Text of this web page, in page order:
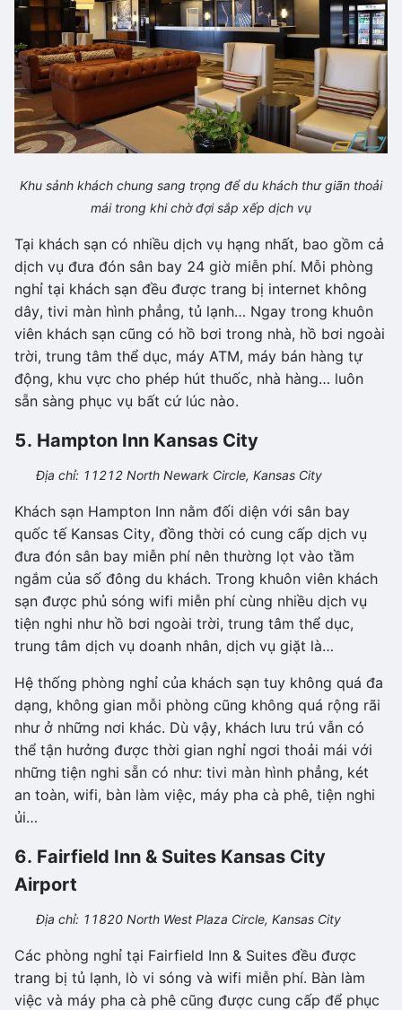
Khu sảnh khách chung sang trọng để du khách thư giãn thoải
mái trong khi chờ đợi sắp xếp dịch vụ
Tại khách sạn có nhiều dịch vụ hạng nhất, bao gồm cả
dịch vụ đưa đón sân bay 24 giờ miễn phí. Mỗi phòng
nghỉ tại khách sạn đều được trang bị internet không
dây, tivi màn hình phẳng, tủ lạnh… Ngay trong khuôn
viên khách sạn cũng có hồ bơi trong nhà, hồ bơi ngoài
trời, trung tâm thể dục, máy ATM, máy bán hàng tự
động, khu vực cho phép hút thuốc, nhà hàng… luôn
sẵn sàng phục vụ bất cứ lúc nào.
5. Hampton Inn Kansas City
Địa chỉ: 11212 North Newark Circle, Kansas City
Khách sạn Hampton Inn nằm đối diện với sân bay
quốc tế Kansas City, đồng thời có cung cấp dịch vụ
đưa đón sân bay miễn phí nên thường lọt vào tầm
ngắm của số đông du khách. Trong khuôn viên khách
sạn được phủ sóng wifi miễn phí cùng nhiều dịch vụ
tiện nghi như hồ bơi ngoài trời, trung tâm thể dục,
trung tâm dịch vụ doanh nhân, dịch vụ giặt là…
Hệ thống phòng nghỉ của khách sạn tuy không quá đa
dạng, không gian mỗi phòng cũng không quá rộng rãi
như ở những nơi khác. Dù vậy, khách lưu trú vẫn có
thể tận hưởng được thời gian nghỉ ngơi thoải mái với
những tiện nghi sẵn có như: tivi màn hình phẳng, két
an toàn, wifi, bàn làm việc, máy pha cà phê, tiện nghi
ủi…
6. Fairfield Inn & Suites Kansas City
Airport
Địa chỉ: 11820 North West Plaza Circle, Kansas City
Các phòng nghỉ tại Fairfield Inn & Suites đều được
trang bị tủ lạnh, lò vi sóng và wifi miễn phí. Bàn làm
việc và máy pha cà phê cũng được cung cấp để phục